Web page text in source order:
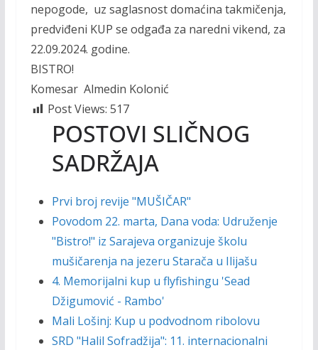
nepogode, uz saglasnost domaćina takmičenja,
predviđeni KUP se odgađa za naredni vikend, za
22.09.2024. godine.
BISTRO!
Komesar Almedin Kolonić
Post Views: 517
POSTOVI SLIČNOG
SADRŽAJA
Prvi broj revije "MUŠIČAR"
Povodom 22. marta, Dana voda: Udruženje
"Bistro!" iz Sarajeva organizuje školu
mušičarenja na jezeru Starača u Ilijašu
4. Memorijalni kup u flyfishingu 'Sead
Džigumović - Rambo'
Mali Lošinj: Kup u podvodnom ribolovu
SRD "Halil Sofradžija": 11. internacionalni